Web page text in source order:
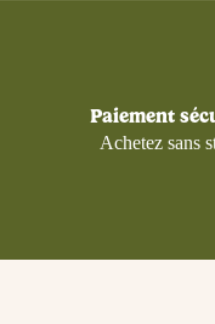
Paiement
Achetez sans